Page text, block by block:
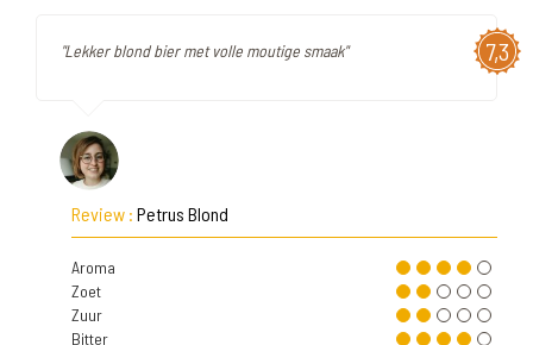
7,3
"Lekker blond bier met volle moutige smaak"
Review : Petrus Blond
Aroma
Zoet
Zuur
Bitter